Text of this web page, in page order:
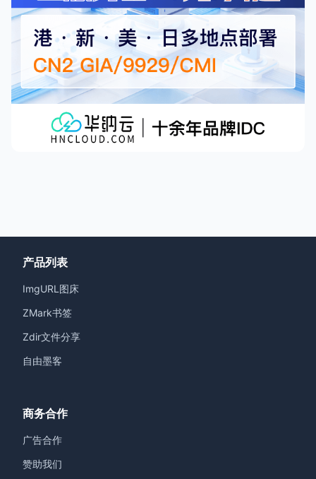
产品列表
ImgURL图床
ZMark书签
Zdir文件分享
自由墨客
商务合作
广告合作
赞助我们